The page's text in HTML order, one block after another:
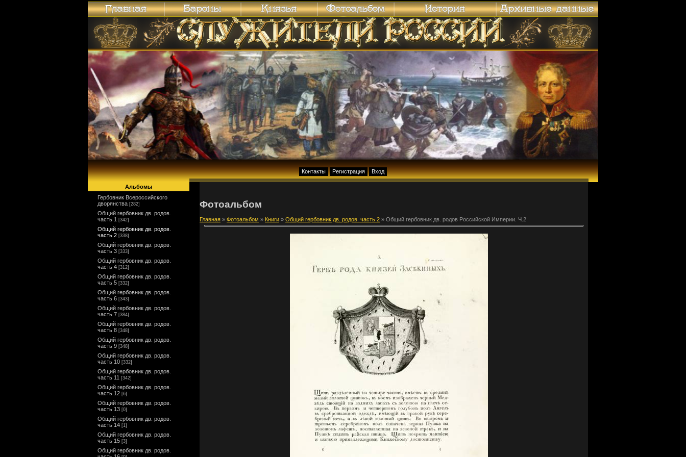
Контакты Регистрация Вход
Альбомы
Гербовник Всероссийского
дворянства [282]
Общий гербовник дв. родов.
часть 1 [342]
Общий гербовник дв. родов.
часть 2 [338]
Общий гербовник дв. родов.
часть 3 [333]
Общий гербовник дв. родов.
часть 4 [312]
Общий гербовник дв. родов.
часть 5 [332]
Общий гербовник дв. родов.
часть 6 [343]
Общий гербовник дв. родов.
часть 7 [384]
Общий гербовник дв. родов.
часть 8 [348]
Общий гербовник дв. родов.
часть 9 [348]
Общий гербовник дв. родов.
часть 10 [332]
Общий гербовник дв. родов.
часть 11 [342]
Общий гербовник дв. родов.
часть 12 [6]
Общий гербовник дв. родов.
часть 13 [0]
Общий гербовник дв. родов.
часть 14 [1]
Общий гербовник дв. родов.
часть 15 [3]
Общий гербовник дв. родов.
Фотоальбом
Главная » Фотоальбом » Книги » Общий гербовник дв. родов. часть 2 » Общий гербовник дв. родов Российской Империи. Ч.2